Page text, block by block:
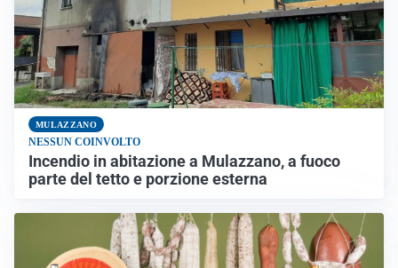
MULAZZANO
NESSUN COINVOLTO
Incendio in abitazione a Mulazzano, a fuoco
parte del tetto e porzione esterna